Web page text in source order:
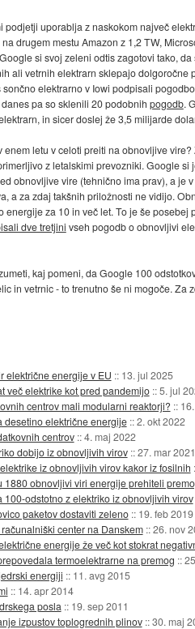
podjetji uporablja z naskokom največ
drugem mestu Amazon z 1,2 TW,
si svoj zeleni odtis zagotovi tako,
ali vetrnih elektrarn sklepajo dolgoročne
elektrarno v Iowi podpisali
pa so sklenili 20 podobnih pogodb.
in sicer doslej že 3,5 milijarde
enem letu v celoti preiti na obnovljive
z letalskimi prevozniki. Google
obnovljive vire (tehnično ima prav), a
a za zdaj takšnih priložnosti ne vidijo.
energije za 10 in več let. To je še
dve tretjini vseh pogodb o obnovljivi
kaj pomeni, da Google 100
in vetrnic - to trenutno še ni mogoče.
električne energije v EU :: 13. jul 2025
več elektrike kot pred pandemijo ::5. jul
centrov mali modularni reaktorji? ::
desetino električne energije ::2. okt 2022
centrov ::4. maj 2022
dobijo iz obnovljivih virov ::27. mar 2021
iz obnovljivih virov kakor iz fosilnih
1880 obnovljivi viri energije prehiteli
100-odstotno z elektriko iz obnovljivih virov
paketov dostaviti zeleno :: 19. feb 2019
center na Danskem ::26. nov
energije že več kot stokrat
termoelektrarne na premog ::
energiji :: 11. avg 2015
:: 14. apr 2014
posla :: 19. sep 2011
izpustov toplogrednih plinov ::30. maj